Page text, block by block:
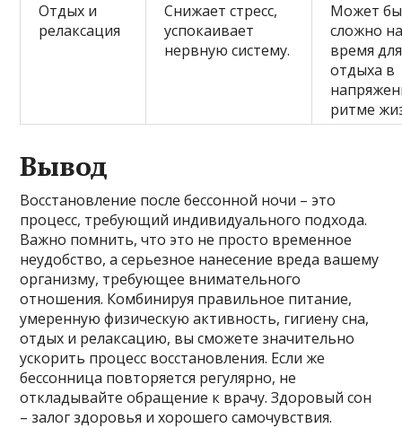
Отдых и
релаксация
Снижает стресс,
успокаивает
нервную систему.
Может
сложно
время для
отдыха в
ритме
Вывод
Восстановление после бессонной ночи – это
процесс, требующий индивидуального подхода.
Важно помнить, что это не просто временное
неудобство, а серьезное нанесение вреда вашему
организму, требующее внимательного
отношения. Комбинируя правильное питание,
умеренную физическую активность, гигиену сна,
отдых и релаксацию, вы сможете значительно
ускорить процесс восстановления. Если же
бессонница повторяется регулярно, не
откладывайте обращение к врачу. Здоровый сон
– залог здоровья и хорошего самочувствия.